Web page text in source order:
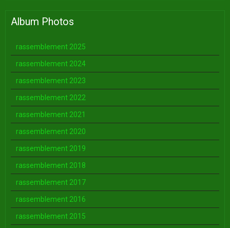
Album Photos
rassemblement 2025
rassemblement 2024
rassemblement 2023
rassemblement 2022
rassemblement 2021
rassemblement 2020
rassemblement 2019
rassemblement 2018
rassemblement 2017
rassemblement 2016
rassemblement 2015